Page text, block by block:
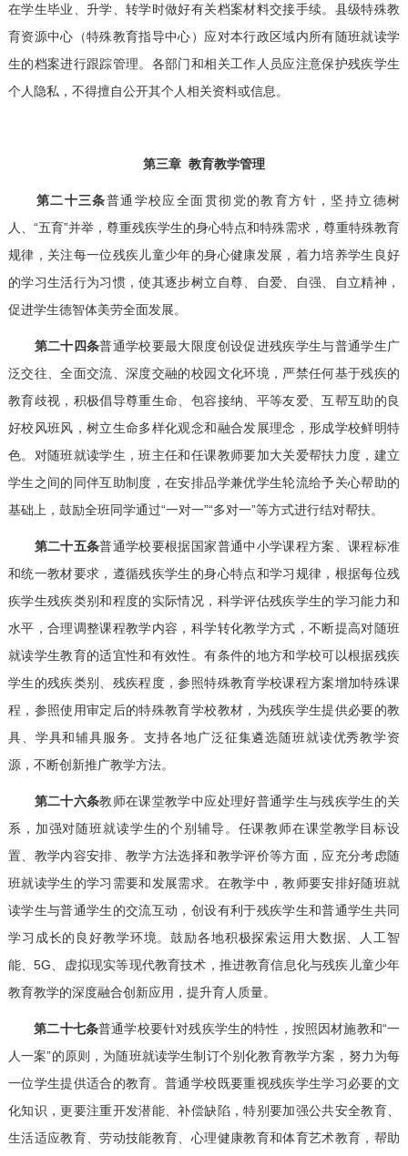
在学生毕业、升学、转学时做好有关档案材料交接手续。县级特殊教
育资源中心（特殊教育指导中心）应对本行政区域内所有随班就读学
生的档案进行跟踪管理。各部门和相关工作人员应注意保护残疾学生
个人隐私，不得擅自公开其个人相关资料或信息。
第三章 教育教学管理
第二十三条普通学校应全面贯彻党的教育方针，坚持立德树
人、“五育”并举，尊重残疾学生的身心特点和特殊需求，尊重特殊教育
规律，关注每一位残疾儿童少年的身心健康发展，着力培养学生良好
的学习生活行为习惯，使其逐步树立自尊、自爱、自强、自立精神，
促进学生德智体美劳全面发展。
第二十四条普通学校要最大限度创设促进残疾学生与普通学生广
泛交往、全面交流、深度交融的校园文化环境，严禁任何基于残疾的
教育歧视，积极倡导尊重生命、包容接纳、平等友爱、互帮互助的良
好校风班风，树立生命多样化观念和融合发展理念，形成学校鲜明特
色。对随班就读学生，班主任和任课教师要加大关爱帮扶力度，建立
学生之间的同伴互助制度，在安排品学兼优学生轮流给予关心帮助的
基础上，鼓励全班同学通过“一对一”“多对一”等方式进行结对帮扶。
第二十五条普通学校要根据国家普通中小学课程方案、课程标准
和统一教材要求，遵循残疾学生的身心特点和学习规律，根据每位残
疾学生残疾类别和程度的实际情况，科学评估残疾学生的学习能力和
水平，合理调整课程教学内容，科学转化教学方式，不断提高对随班
就读学生教育的适宜性和有效性。有条件的地方和学校可以根据残疾
学生的残疾类别、残疾程度，参照特殊教育学校课程方案增加特殊课
程，参照使用审定后的特殊教育学校教材，为残疾学生提供必要的教
具、学具和辅具服务。支持各地广泛征集遴选随班就读优秀教学资
源，不断创新推广教学方法。
第二十六条教师在课堂教学中应处理好普通学生与残疾学生的关
系，加强对随班就读学生的个别辅导。任课教师在课堂教学目标设
置、教学内容安排、教学方法选择和教学评价等方面，应充分考虑随
班就读学生的学习需要和发展需求。在教学中，教师要安排好随班就
读学生与普通学生的交流互动，创设有利于残疾学生和普通学生共同
学习成长的良好教学环境。鼓励各地积极探索运用大数据、人工智
能、5G、虚拟现实等现代教育技术，推进教育信息化与残疾儿童少年
教育教学的深度融合创新应用，提升育人质量。
第二十七条普通学校要针对残疾学生的特性，按照因材施教和“一
人一案”的原则，为随班就读学生制订个别化教育教学方案，努力为每
一位学生提供适合的教育。普通学校既要重视残疾学生学习必要的文
化知识，更要注重开发潜能、补偿缺陷，特别要加强公共安全教育、
生活适应教育、劳动技能教育、心理健康教育和体育艺术教育，帮助